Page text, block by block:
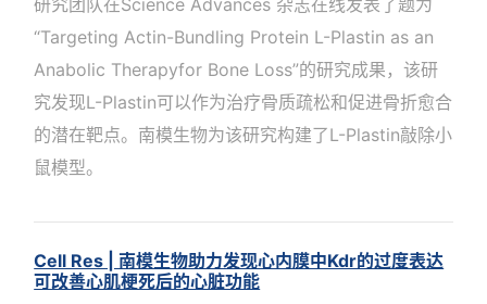
研究团队在Science Advances 杂志在线发表了题为
“Targeting Actin-Bundling Protein L-Plastin as an
Anabolic Therapyfor Bone Loss”的研究成果，该研
究发现L-Plastin可以作为治疗骨质疏松和促进骨折愈合
的潜在靶点。南模生物为该研究构建了L-Plastin敲除小
鼠模型。
Cell Res | 南模生物助力发现心内膜中Kdr的过度表达
可改善心肌梗死后的心脏功能